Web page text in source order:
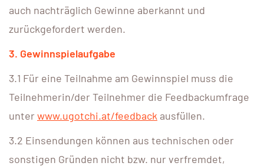
auch nachträglich Gewinne aberkannt und
zurückgefordert werden.
3. Gewinnspielaufgabe
3.1 Für eine Teilnahme am Gewinnspiel muss die
Teilnehmerin/der Teilnehmer die Feedbackumfrage
unter www.ugotchi.at/feedback ausfüllen.
3.2 Einsendungen können aus technischen oder
sonstigen Gründen nicht bzw. nur verfremdet,